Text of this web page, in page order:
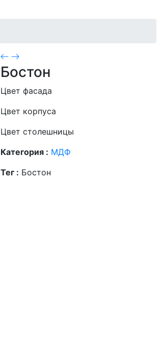
Бостон
Цвет фасада
Цвет корпуса
Цвет столешницы
Категория : МДФ
Тег : Бостон